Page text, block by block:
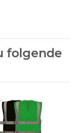
folgende